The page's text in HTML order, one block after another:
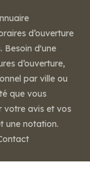
d’ouverture
Besoin d'une
d’ouverture,
par ville ou
que vous
votre avis et vos
une notation.